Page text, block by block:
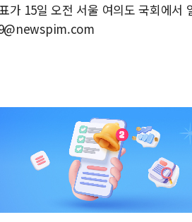
가 15일 오전 서울 여의도 국회에서